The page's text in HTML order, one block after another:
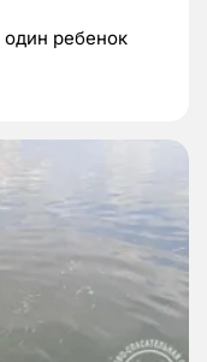
ребенок